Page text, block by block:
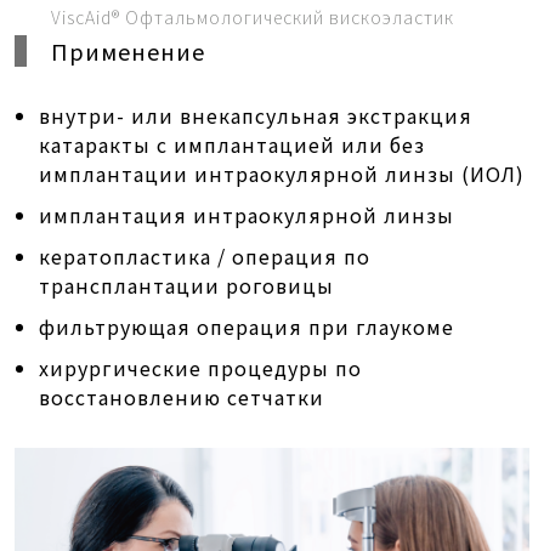
ViscAid® Офтальмологический вискоэластик
Применение
внутри- или внекапсульная экстракция
катаракты с имплантацией или без
имплантации интраокулярной линзы (ИОЛ)
имплантация интраокулярной линзы
кератопластика / операция по
трансплантации роговицы
фильтрующая операция при глаукоме
хирургические процедуры по
восстановлению сетчатки